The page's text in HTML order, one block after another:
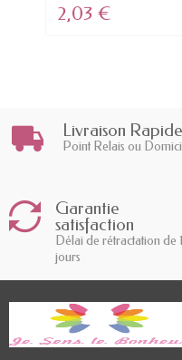
2,03 €
Livraison Rapide
Point Relais ou
Garantie
satisfaction
Délai de rétractation de
jours